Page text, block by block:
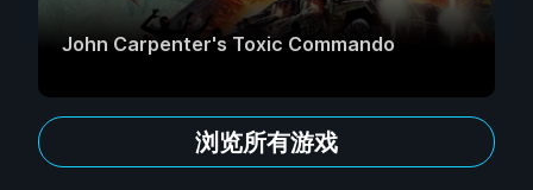
John Carpenter's Toxic Commando
浏览所有游戏